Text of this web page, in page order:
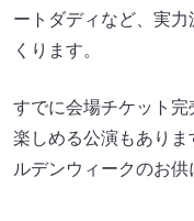
ートダディなど、実力
くります。
すでに会場チケット
楽しめる公演もあり
ルデンウィークのお供